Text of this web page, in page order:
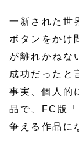
一新された世
ボタンをかけ
が離れかねな
成功だったと
事実、個人的
品で、FC版
争える作品に